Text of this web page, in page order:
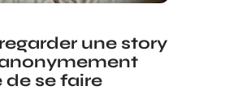
une story
de se faire